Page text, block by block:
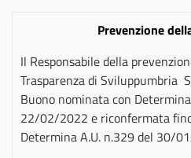
Prevenzione
Il Responsabile della
Trasparenza di Sviluppumbria
Buono nominata con
22/02/2022 e riconfermata
Determina A.U. n.329 del 30/